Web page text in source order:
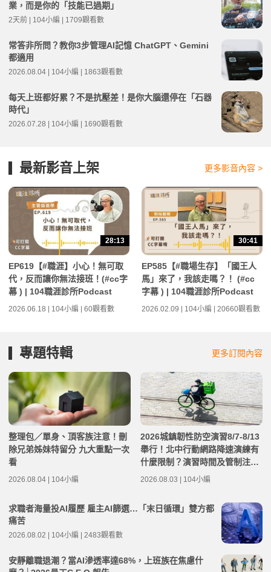
業，而是你的「技能已過期」
2天前 | 104小編 | 1709觀看數
常答非所問？教你3步管理AI記憶 ChatGPT、Gemini
都適用
2026.08.04 | 104小編 | 1863觀看數
每天上班都好累？不是抗壓差！是你大腦還停在「石器
時代」
2026.07.28 | 104小編 | 1690觀看數
最新影音上架 更多影音內容 >
28:13
EP619【#職涯】小心！無可取
代，反而讓你無法接班！(#cc字
幕 ) | 104職涯診所Podcast
2026.06.18 | 104小編 | 60觀看數
30:41
EP585【#職場生存】「國王人
馬」來了，我該走嗎？！ (#cc
字幕 ) | 104職涯診所Podcast
2026.02.09 | 104小編 | 20660觀看數
專題特輯 更多訂閱內容
整理包／單身、頂客族注意！刪
除兄弟姊妹特留分 九大重點一次
看
2026.08.04 | 104小編
2026城鎮韌性防空演習8/7-8/13
舉行！北中行動網路降速演練有
什麼限制？演習時間及管制注意
事項整理
2026.08.03 | 104小編
求職者海量投AI履歷 雇主AI篩選…「末日循環」雙方都
痛苦
2026.08.02 | 104小編 | 2483觀看數
安靜離職退潮？當AI滲透率達68%，上班族在焦慮什